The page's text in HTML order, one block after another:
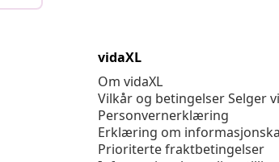
vidaXL
Om vidaXL
Vilkår og betingelser Selger
Personvernerklæring
Erklæring om
Prioriterte fraktbetingelser